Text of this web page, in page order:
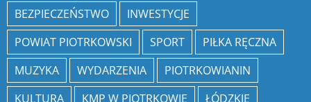
BEZPIECZEŃSTWO
INWESTYCJE
POWIAT PIOTRKOWSKI
SPORT
PIŁKA RĘCZNA
MUZYKA
WYDARZENIA
PIOTRKOWIANIN
KULTURA
KMP W PIOTRKOWIE
ŁÓDZKIE